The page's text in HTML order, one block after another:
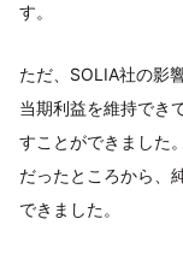
す。
ただ、SOLIA社の影
当期利益を維持でき
すことができました
だったところから、
できました。